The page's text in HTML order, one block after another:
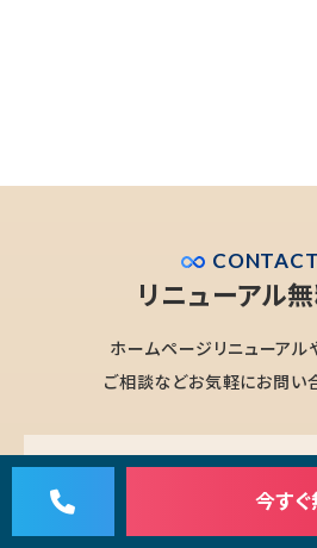
リニューアル
ホームページリニューアル
ご相談などお気軽にお問い
0120-
今すぐ